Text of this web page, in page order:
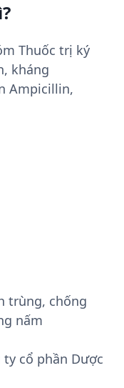
Thuốc trị ký
kháng
Ampicillin,
trùng, chống
nấm
ty cổ phần Dược